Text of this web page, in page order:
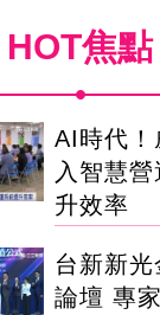
HOT焦點
AI時代！
入智慧
升效率
台新新光
論壇 專